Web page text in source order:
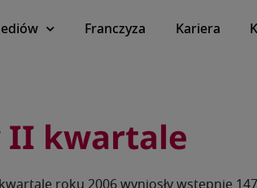
Franczyza Kariera
II kwartale
roku 2006 wyniosły wstępnie